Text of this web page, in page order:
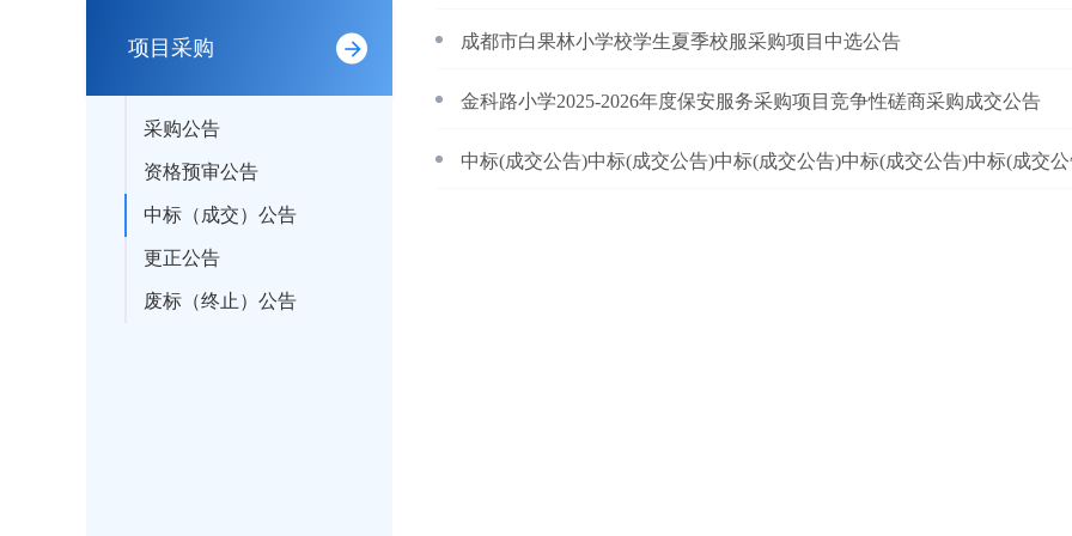
项目采购
采购公告
资格预审公告
中标（成交）公告
更正公告
废标（终止）公告
成都市白果林小学校学生夏季校服采购项目中选公告
金科路小学2025-2026年度保安服务采购项目竞争性磋商采购成交公告